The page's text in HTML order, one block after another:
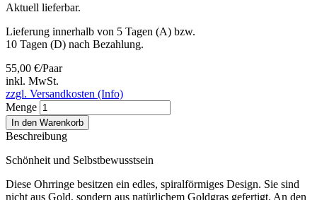
Aktuell lieferbar.
Lieferung innerhalb von 5 Tagen (A) bzw.
10 Tagen (D) nach Bezahlung.
55,00 €/Paar
inkl. MwSt.
zzgl. Versandkosten (Info)
Menge
In den Warenkorb
Beschreibung
Schönheit und Selbstbewusstsein
Diese Ohrringe besitzen ein edles, spiralförmiges Design. Sie sind
nicht aus Gold, sondern aus natürlichem Goldgras gefertigt. An den